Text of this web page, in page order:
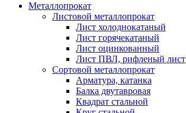
Металлопрокат
Листовой металлопрокат
Лист холоднокатаный
Лист горячекатаный
Лист оцинкованный
Лист ПВЛ, рифленый лист
Сортовой металлопрокат
Арматура, катанка
Балка двутавровая
Квадрат стальной